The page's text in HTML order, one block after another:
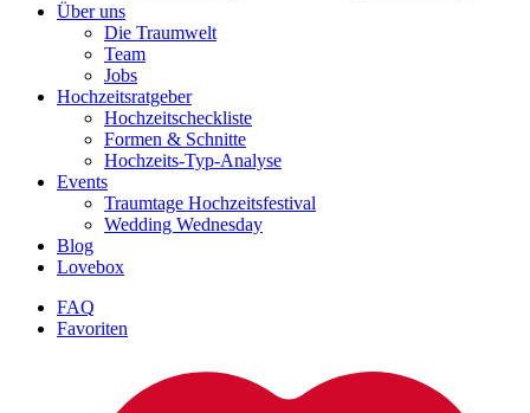
Über uns
Die Traumwelt
Team
Jobs
Hochzeitsratgeber
Hochzeitscheckliste
Formen & Schnitte
Hochzeits-Typ-Analyse
Events
Traumtage Hochzeitsfestival
Wedding Wednesday
Blog
Lovebox
FAQ
Favoriten